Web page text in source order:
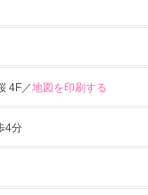
4F／地図を印刷する
4分